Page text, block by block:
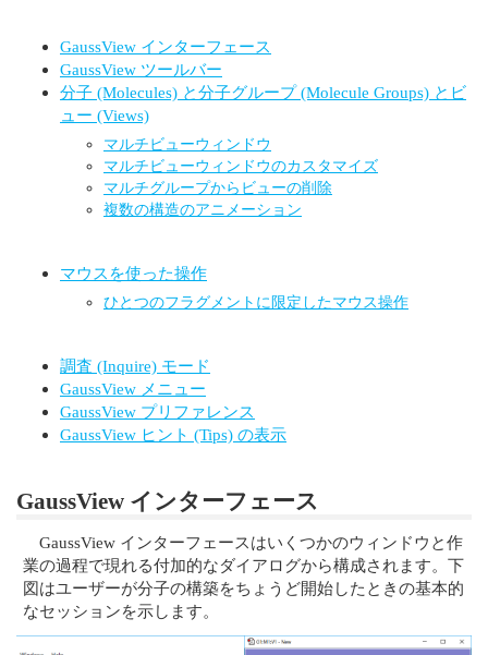
GaussView インターフェース
GaussView ツールバー
分子 (Molecules) と分子グループ (Molecule Groups) とビ
ュー (Views)
マルチビューウィンドウ
マルチビューウィンドウのカスタマイズ
マルチグループからビューの削除
複数の構造のアニメーション
マウスを使った操作
ひとつのフラグメントに限定したマウス操作
調査 (Inquire) モード
GaussView メニュー
GaussView プリファレンス
GaussView ヒント (Tips) の表示
GaussView インターフェース
GaussView インターフェースはいくつかのウィンドウと作
業の過程で現れる付加的なダイアログから構成されます。下
図はユーザーが分子の構築をちょうど開始したときの基本的
なセッションを示します。